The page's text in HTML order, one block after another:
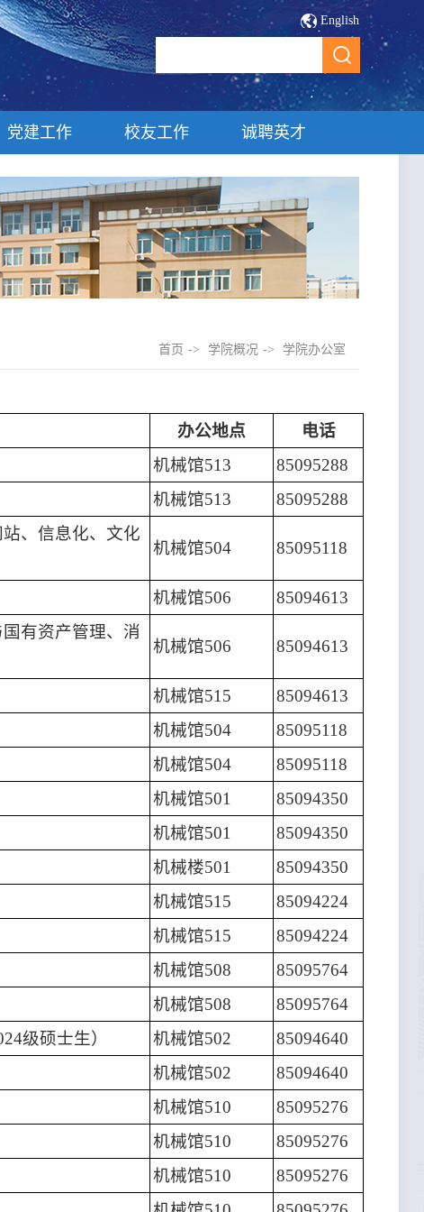
English
党建工作 校友工作 诚聘英才
首页 -> 学院概况 -> 学院办公室
办公地点
电话
机械馆513
85095288
机械馆513 85095288
、信息化、文化
机械馆504 85095118
机械馆506 85094613
有资产管理、消
机械馆506 85094613
机械馆515
85094613
机械馆504
85095118
机械馆504
85095118
机械馆501
85094350
机械馆501
85094350
机械楼501
85094350
机械馆515
85094224
机械馆515
85094224
机械馆508
85095764
机械馆508
85095764
级硕士生） 机械馆502
85094640
机械馆502
85094640
机械馆510
85095276
机械馆510
85095276
机械馆510
85095276